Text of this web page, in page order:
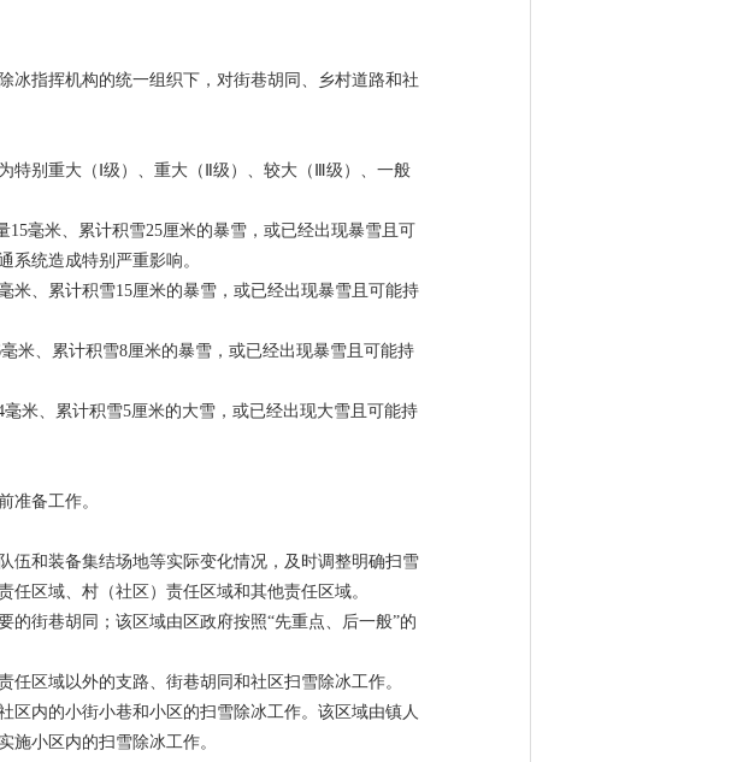
冰指挥机构的统一组织下，对街巷胡同、乡村道路和社
特别重大（Ⅰ级）、重大（Ⅱ级）、较大（Ⅲ级）、一般
毫米、累计积雪25厘米的暴雪，或已经出现暴雪且可
系统造成特别严重影响。
米、累计积雪15厘米的暴雪，或已经出现暴雪且可能持
米、累计积雪8厘米的暴雪，或已经出现暴雪且可能持
米、累计积雪5厘米的大雪，或已经出现大雪且可能持
准备工作。
伍和装备集结场地等实际变化情况，及时调整明确扫雪
区域、村（社区）责任区域和其他责任区域。
的街巷胡同；该区域由区政府按照“先重点、后一般”的
区域以外的支路、街巷胡同和社区扫雪除冰工作。
区内的小街小巷和小区的扫雪除冰工作。该区域由镇人
施小区内的扫雪除冰工作。